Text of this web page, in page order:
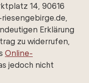
14, 90616
Erklärung
zu widerrufen,
Online-
jedoch nicht